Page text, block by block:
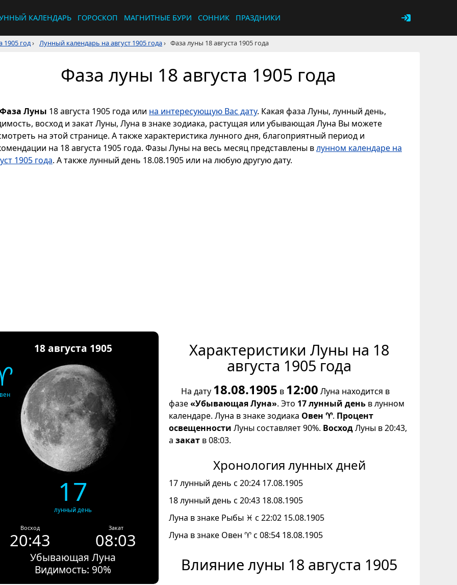
КАЛЕНДАРЬ ГОРОСКОП МАГНИТНЫЕ БУРИ СОННИК ПРАЗДНИКИ
1905 год› Лунный календарь на август 1905 года› Фаза луны 18 августа 1905 года
Фаза луны 18 августа 1905 года
Фаза Луны 18 августа 1905 года или на интересующую Вас дату. Какая фаза Луны, лунный день,
восход и закат Луны, Луна в знаке зодиака, растущая или убывающая Луна Вы можете
на этой странице. А также характеристика лунного дня, благоприятный период и
на 18 августа 1905 года. Фазы Луны на весь месяц представлены влунном календаре на
1905 года. А также лунный день 18.08.1905 или на любую другую дату.
18 августа 1905
17
лунный день
Восход
20:43
Закат
08:03
Убывающая Луна
Видимость: 90%
Характеристики Луны на 18
августа 1905 года
На дату 18.08.1905 в 12:00 Луна находится в
фазе«Убывающая Луна». Это 17 лунный день в лунном
календаре. Луна в знаке зодиака Овен ♈. Процент
освещенности Луны составляет 90%. ВосходЛуны в 20:43,
а закат в 08:03.
Хронология лунных дней
17 лунный день с 20:24 17.08.1905
18 лунный день с 20:43 18.08.1905
Луна в знаке Рыбы ♓ с 22:02 15.08.1905
Луна в знаке Овен ♈ с 08:54 18.08.1905
Влияние луны 18 августа 1905